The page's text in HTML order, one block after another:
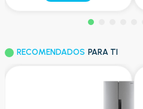
RECOMENDADOS PARA TI